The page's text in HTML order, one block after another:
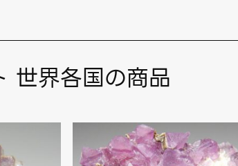
世界各国の商品